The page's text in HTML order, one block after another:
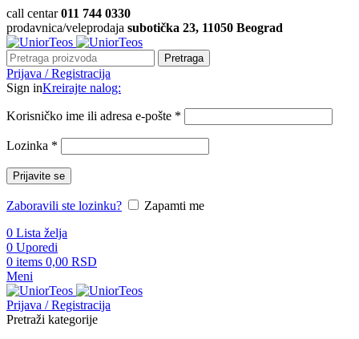
call centar011 744 0330
prodavnica/veleprodaja subotička 23, 11050 Beograd
Pretraga
Prijava / Registracija
Sign inKreirajte nalog:
Korisničko ime ili adresa e-pošte *
Lozinka *
Prijavite se
Zaboravili ste lozinku?
Zapamti me
0 Lista želja
0 Uporedi
0 items 0,00 RSD
Meni
Prijava / Registracija
Pretraži kategorije